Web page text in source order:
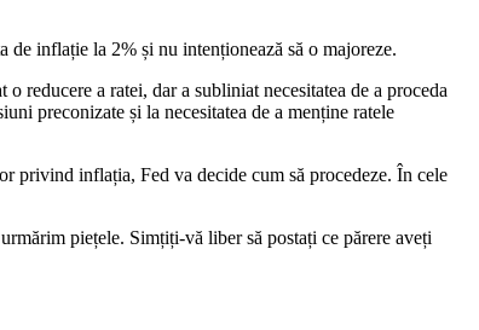
inflație la 2% și nu intenționează să o majoreze.
reducere a ratei, dar a subliniat necesitatea de a proceda
preconizate și la necesitatea de a menține ratele
privind inflația, Fed va decide cum să procedeze. În cele
piețele. Simțiți-vă liber să postați ce părere aveți